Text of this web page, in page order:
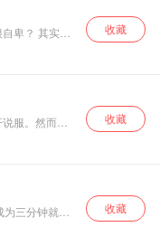
其实是
同事和领导
做到“知
你学会轻松
职场能
力、影响
视角多元 、
收藏
服。然而很
本质。说服
择，有效说
技法，而是
过说服改变
是对方心悦
是你对世界
界高手的自
收藏
三分钟就能
收藏